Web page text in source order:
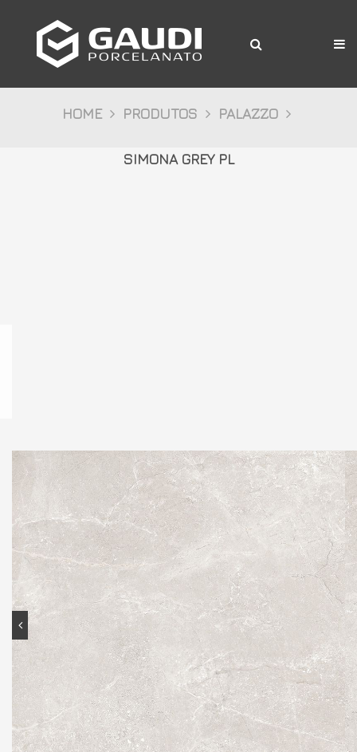
A Gaudi
Produtos
Onde comprar
HOME PRODUTOS PALAZZO
SIMONA GREY PL